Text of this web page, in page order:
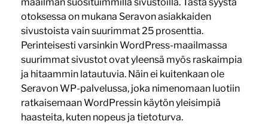
otoksessa on mukana Seravon asiakkaiden
sivustoista vain suurimmat 25 prosenttia.
Perinteisesti varsinkin WordPress-maailmassa
suurimmat sivustot ovat yleensä myös raskaimpia
ja hitaammin latautuvia. Näin ei kuitenkaan ole
Seravon WP-palvelussa, joka nimenomaan luotiin
ratkaisemaan WordPressin käytön yleisimpiä
haasteita, kuten nopeus ja tietoturva.